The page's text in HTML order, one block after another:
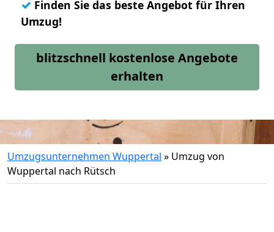
✓ Finden Sie das beste Angebot für Ihren
Umzug!
blitzschnell kostenlose Angebote
erhalten
Umzugsunternehmen Wuppertal » Umzug von
Wuppertal nach Rütsch